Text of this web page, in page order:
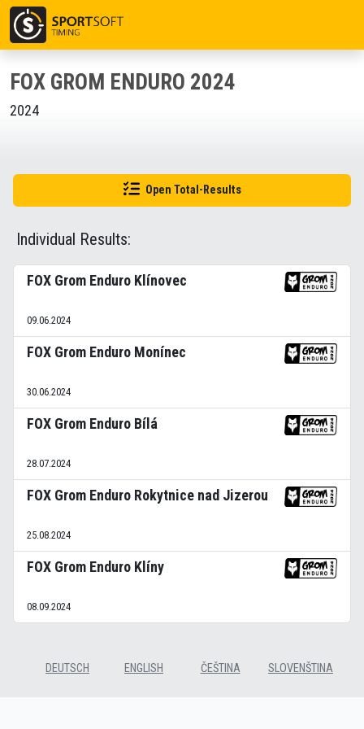
FOX GROM ENDURO 2024
2024
Open Total-Results
Individual Results:
FOX Grom Enduro Klínovec
09.06.2024
FOX Grom Enduro Monínec
30.06.2024
FOX Grom Enduro Bílá
28.07.2024
FOX Grom Enduro Rokytnice nad Jizerou
25.08.2024
FOX Grom Enduro Klíny
08.09.2024
DEUTSCH ENGLISH ČEŠTINA SLOVENŠTINA